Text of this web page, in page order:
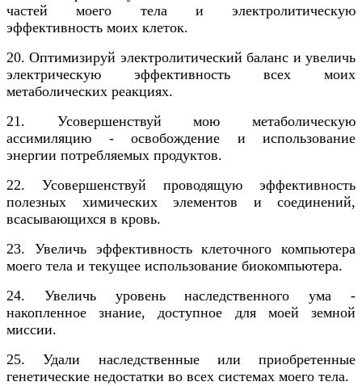
частей моего тела и электролитическую
эффективность моих клеток.
20. Оптимизируй электролитический баланс и увеличь
электрическую эффективность всех моих
метаболических реакциях.
21. Усовершенствуй мою метаболическую
ассимиляцию - освобождение и использование
энергии потребляемых продуктов.
22. Усовершенствуй проводящую эффективность
полезных химических элементов и соединений,
всасывающихся в кровь.
23. Увеличь эффективность клеточного компьютера
моего тела и текущее использование биокомпьютера.
24. Увеличь уровень наследственного ума -
накопленное знание, доступное для моей земной
миссии.
25. Удали наследственные или приобретенные
генетические недостатки во всех системах моего тела.